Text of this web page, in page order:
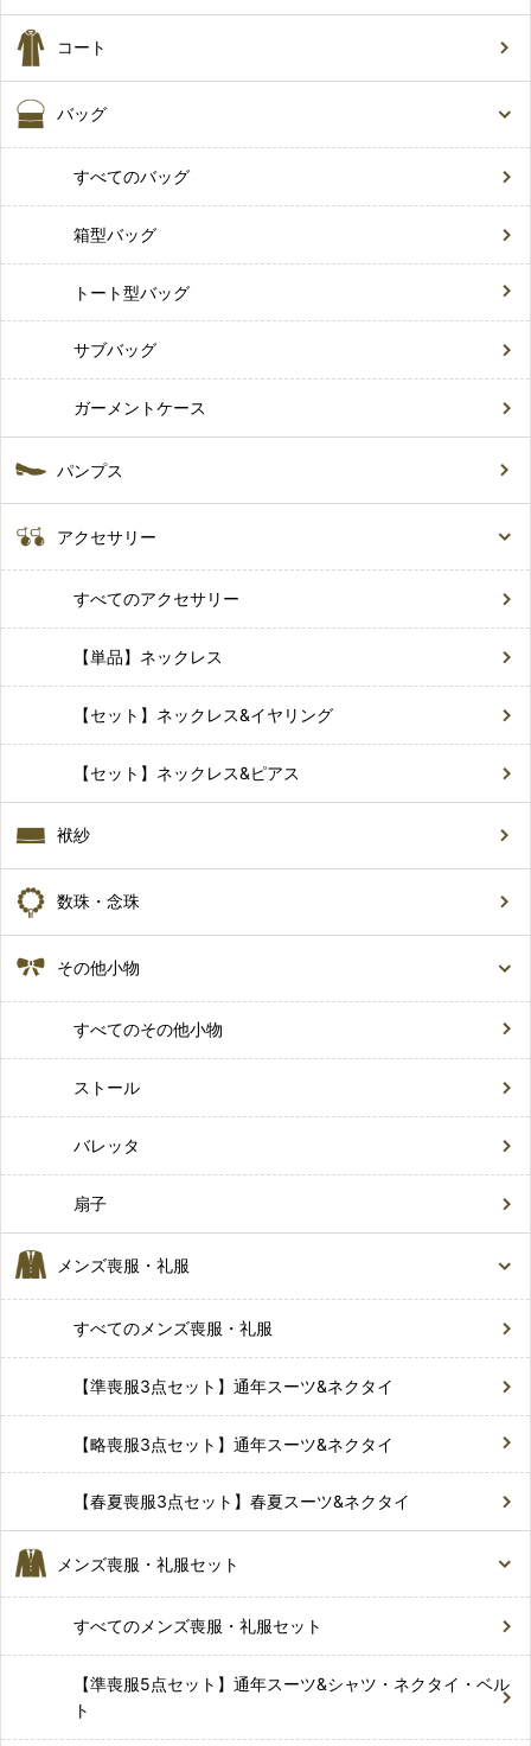
コート
バッグ
すべてのバッグ
箱型バッグ
トート型バッグ
サブバッグ
ガーメントケース
パンプス
アクセサリー
すべてのアクセサリー
【単品】ネックレス
【セット】ネックレス&イヤリング
【セット】ネックレス&ピアス
袱紗
数珠・念珠
その他小物
すべてのその他小物
ストール
バレッタ
扇子
メンズ喪服・礼服
すべてのメンズ喪服・礼服
【準喪服3点セット】通年スーツ&ネクタイ
【略喪服3点セット】通年スーツ&ネクタイ
【春夏喪服3点セット】春夏スーツ&ネクタイ
メンズ喪服・礼服セット
すべてのメンズ喪服・礼服セット
【準喪服5点セット】通年スーツ&シャツ・ネクタイ・ベル
ト